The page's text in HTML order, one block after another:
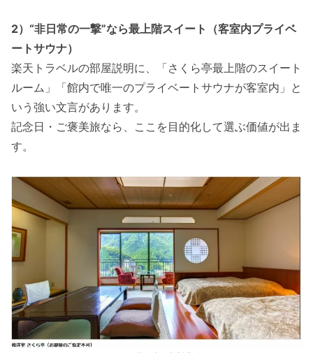
2）“非日常の一撃”なら最上階スイート（客室内プライベ
ートサウナ）
楽天トラベルの部屋説明に、「さくら亭最上階のスイート
ルーム」「館内で唯一のプライベートサウナが客室内」と
いう強い文言があります。
記念日・ご褒美旅なら、ここを目的化して選ぶ価値が出ま
す。